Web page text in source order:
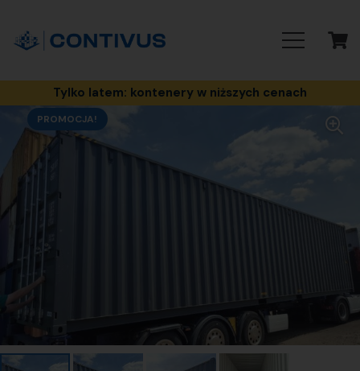
Tylko latem: kontenery w niższych cenach
PROMOCJA!